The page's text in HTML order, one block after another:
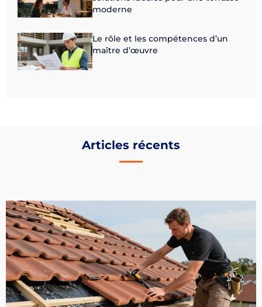
moderne
Le rôle et les compétences d’un
maître d’œuvre
Articles récents